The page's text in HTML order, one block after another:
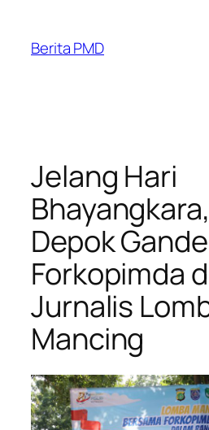
content
Berita PMD
Jelang Hari
Depok
Forkopimda
Jurnalis
Mancing